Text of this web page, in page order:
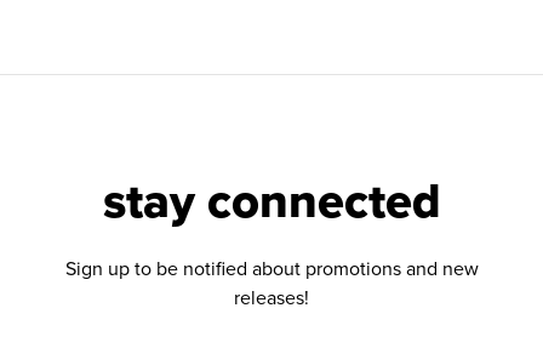
stay connected
Sign up to be notified about promotions and new
releases!